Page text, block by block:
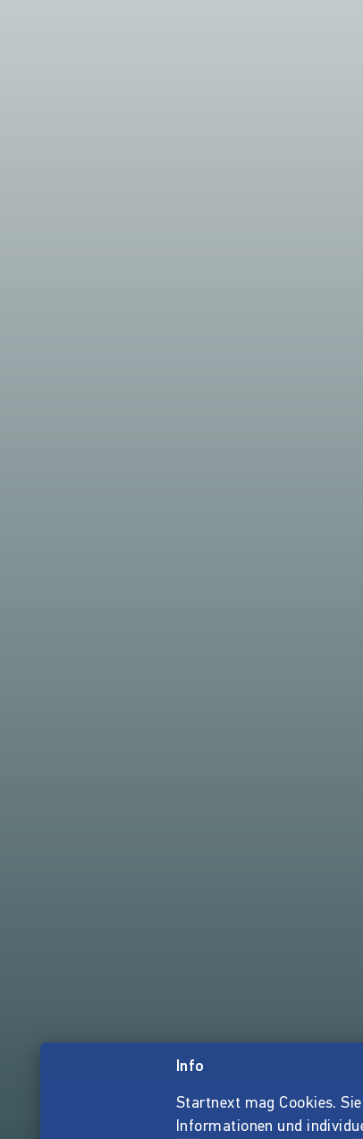
Info
Startnext mag Cookies.
Informationen und